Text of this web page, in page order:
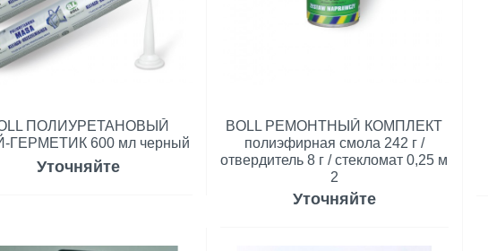
ПОЛИУРЕТАНОВЫЙ
ГЕРМЕТИК 600 мл черный
Уточняйте
BOLL РЕМОНТНЫЙ КОМПЛЕКТ
полиэфирная смола 242 г /
отвердитель 8 г / стекломат 0,25 м
2
Уточняйте